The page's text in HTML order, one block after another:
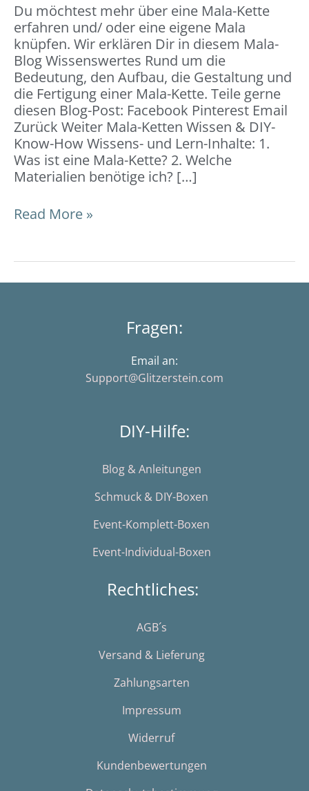
Du möchtest mehr über eine Mala-Kette
erfahren und/ oder eine eigene Mala
knüpfen. Wir erklären Dir in diesem Mala-
Blog Wissenswertes Rund um die
Bedeutung, den Aufbau, die Gestaltung und
die Fertigung einer Mala-Kette. Teile gerne
diesen Blog-Post: Facebook Pinterest Email
Zurück Weiter Mala-Ketten Wissen & DIY-
Know-How Wissens- und Lern-Inhalte: 1.
Was ist eine Mala-Kette? 2. Welche
Materialien benötige ich? […]
Read More »
Fragen:
Email an:
Support@Glitzerstein.com
DIY-Hilfe:
Blog & Anleitungen
Schmuck & DIY-Boxen
Event-Komplett-Boxen
Event-Individual-Boxen
Rechtliches:
AGB´s
Versand & Lieferung
Zahlungsarten
Impressum
Widerruf
Kundenbewertungen